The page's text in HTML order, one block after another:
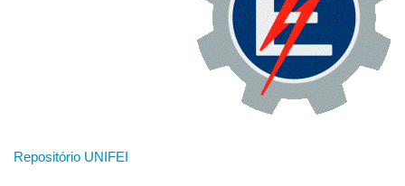
Repositório UNIFEI